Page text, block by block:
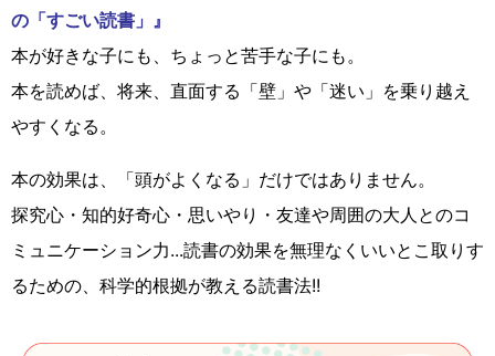
の「すごい読書」』
本が好きな子にも、ちょっと苦手な子にも。
本を読めば、将来、直面する「壁」や「迷い」を乗り越え
やすくなる。
本の効果は、「頭がよくなる」だけではありません。
探究心・知的好奇心・思いやり・友達や周囲の大人とのコ
ミュニケーション力...読書の効果を無理なくいいとこ取りす
るための、科学的根拠が教える読書法!!